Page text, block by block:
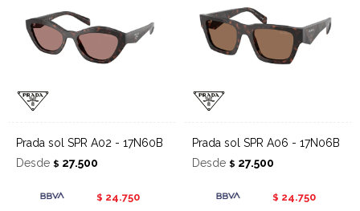
Prada sol SPR A02 - 17N60B
Desde $ 27.500
$ 24.750
Prada sol SPR A06 - 17N06B
Desde $ 27.500
$ 24.750